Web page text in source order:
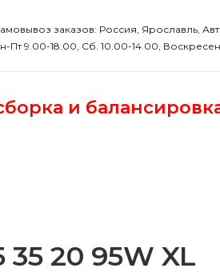
заказов: Россия, Ярославль,
Пт 9.00-18.00, Сб. 10.00-14.00,
и
35 20 95W XL